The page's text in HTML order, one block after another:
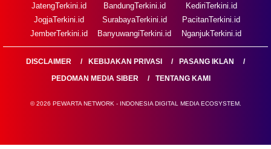
JatengTerkini.id
JogjaTerkini.id
JemberTerkini.id
BandungTerkini.id
SurabayaTerkini.id
BanyuwangiTerkini.id
KediriTerkini.id
PacitanTerkini.id
NganjukTerkini.id
DISCLAIMER KEBIJAKAN PRIVASI
PASANG IKLAN
PEDOMAN MEDIA SIBER
TENTANG KAMI
© 2026 PEWARTA NETWORK - INDONESIA DIGITAL MEDIA ECOSYSTEM.